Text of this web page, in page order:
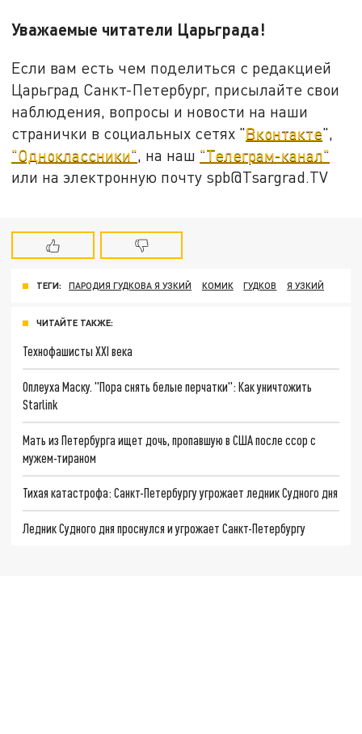
Уважаемые читатели Царьграда!
Если вам есть чем поделиться с редакцией
Царьград Санкт-Петербург, присылайте свои
наблюдения, вопросы и новости на наши
странички в социальных сетях "Вконтакте",
"Одноклассники", на наш "Телеграм-канал"
или на электронную почту spb@Tsargrad.TV
ТЕГИ: ПАРОДИЯ ГУДКОВА Я УЗКИЙ КОМИК ГУДКОВ Я УЗКИЙ
ЧИТАЙТЕ ТАКЖЕ:
Технофашисты XXI века
Оплеуха Маску. "Пора снять белые перчатки": Как уничтожить
Starlink
Мать из Петербурга ищет дочь, пропавшую в США после ссор с
мужем-тираном
Тихая катастрофа: Санкт-Петербургу угрожает ледник Судного дня
Ледник Судного дня проснулся и угрожает Санкт-Петербургу